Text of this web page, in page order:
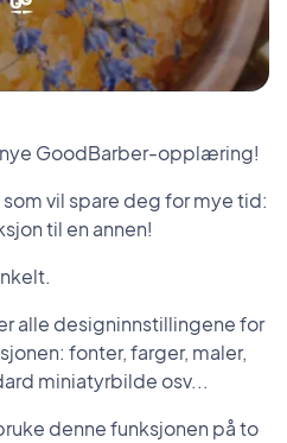
GoodBarber-opplæring!
vil spare deg for mye tid:
til en annen!
alle designinnstillingene for
fonter, farger, maler,
miniatyrbilde osv...
denne funksjonen på to